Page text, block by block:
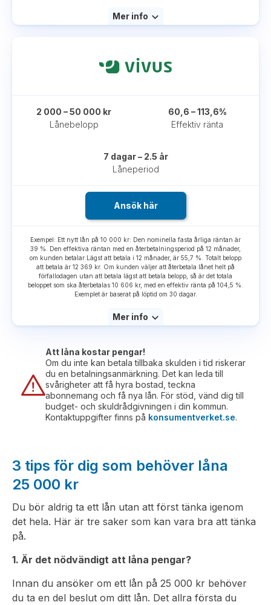
Mer info
Lånebelopp
2 000 – 50 000 kr
Effektiv ränta
60,6 – 113,6%
Låneperiod
7 dagar – 2.5 år
Ansök här
Exempel: Ett nytt lån på 10 000 kr: Den nominella fasta årliga räntan är
39 %. Den effektiva räntan med en återbetalningsperiod på 12 månader,
om kunden betalar Lägst att betala i 12 månader, är 55,7 %. Totalt belopp
att betala är 12 369 kr. Om kunden väljer att återbetala lånet helt på
förfallodagen utan att betala lägst att betala belopp, så är det totala
beloppet som ska återbetalas 10 606 kr, med en effektiv ränta på 104,5 %.
Exemplet är baserat på löptid om 30 dagar.
Mer info
Att låna kostar pengar!
Om du inte kan betala tillbaka skulden i tid riskerar
du en betalningsanmärkning. Det kan leda till
svårigheter att få hyra bostad, teckna
abonnemang och få nya lån. För stöd, vänd dig till
budget- och skuldrådgivningen i din kommun.
Kontaktuppgifter finns på konsumentverket.se.
3 tips för dig som behöver låna
25 000 kr
Du bör aldrig ta ett lån utan att först tänka igenom
det hela. Här är tre saker som kan vara bra att tänka
på.
1. Är det nödvändigt att låna pengar?
Innan du ansöker om ett lån på 25 000 kr behöver
du ta en del beslut om ditt lån. Det allra första du